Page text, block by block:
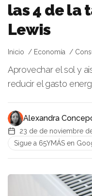
las 4 de la
Lewis
Inicio Economía
Aprovechar el sol y
reducir el gasto
Alexandra
23 de de noviembre
Sigue a 65YMÁS en